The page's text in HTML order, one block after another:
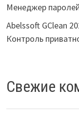
Менеджер
Abelssoft GClean
Контроль
Свежие